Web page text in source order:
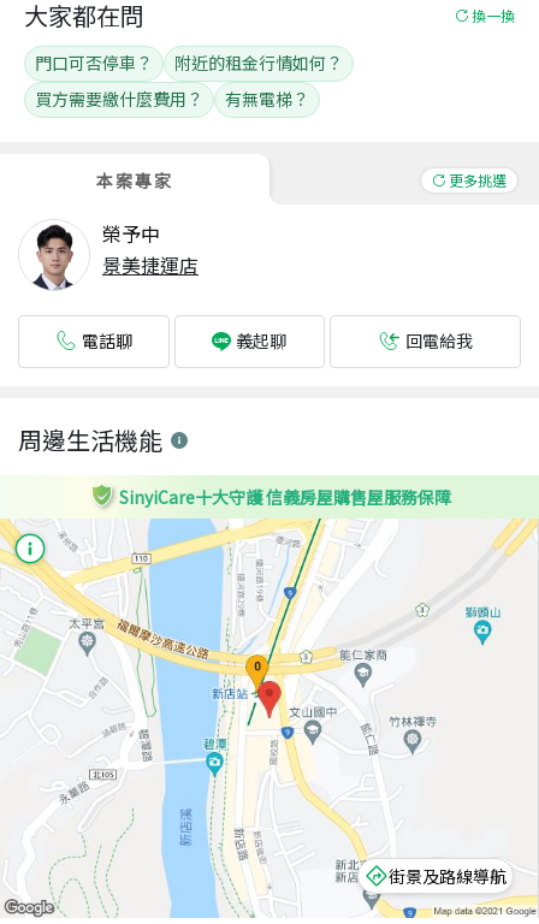
本案專家 更多挑選
榮予中
景美捷運店
電話聊 義起聊 回電給我
大家都在問 換一換
門口可否停車？
附近的租金行情如何？
買方需要繳什麼費用？
有無電梯？
周邊生活機能
SinyiCare十大守護 信義房屋購售屋服務保障
街景及路線導航